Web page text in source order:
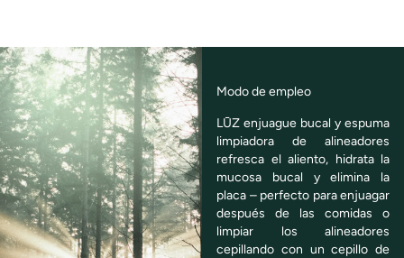
Modo de empleo
LŪZ enjuague bucal y espuma
limpiadora de alineadores
refresca el aliento, hidrata la
mucosa bucal y elimina la
placa – perfecto para enjuagar
después de las comidas o
limpiar los alineadores
cepillando con un cepillo de